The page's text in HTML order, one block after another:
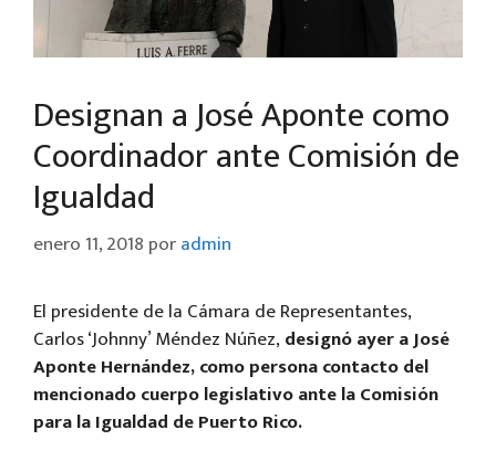
Designan a José Aponte como
Coordinador ante Comisión de
Igualdad
enero 11, 2018 poradmin
El presidente de la Cámara de Representantes,
Carlos ‘Johnny’ Méndez Núñez,designó ayer a José
Aponte Hernández, como persona contacto del
mencionado cuerpo legislativo ante la Comisión
para la Igualdad de Puerto Rico.